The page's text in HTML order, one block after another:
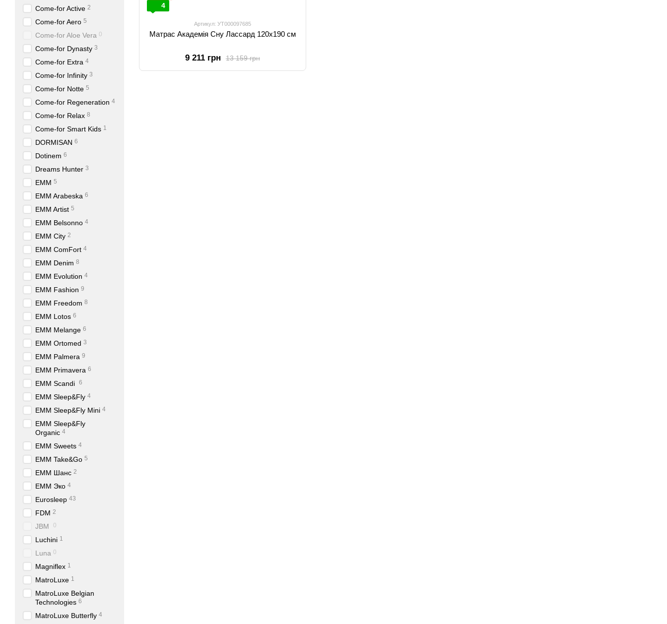
4
Артикул: УТ000097685
Матрас Академія Сну Лассард 120х190 см
13 159 грн
9 211 грн
Come-for Active 2
Come-for Aero 5
Come-for Aloe Vera 0
Come-for Dynasty 3
Come-for Extra 4
Come-for Infinity 3
Come-for Notte 5
Come-for Regeneration 4
Come-for Relax 8
Come-for Smart Kids 1
DORMISAN 6
Dotinem 6
Dreams Hunter 3
EMM 5
EMM Arabeska 6
EMM Artist 5
EMM Belsonno 4
EMM City 2
EMM ComFort 4
EMM Denim 8
EMM Evolution 4
EMM Fashion 9
EMM Freedom 8
EMM Lotos 6
EMM Melange 6
EMM Ortomed 3
EMM Palmera 9
EMM Primavera 6
EMM Scandi 6
EMM Sleep&Fly 4
EMM Sleep&Fly Mini 4
EMM Sleep&Fly
Organic 4
EMM Sweets 4
EMM Take&Go 5
EMM Шанс 2
EMM Эко 4
Eurosleep 43
FDM 2
JBM 0
Luchini 1
Luna 0
Magniflex 1
MatroLuxe 1
MatroLuxe Belgian
Technologies 6
MatroLuxe Butterfly 4